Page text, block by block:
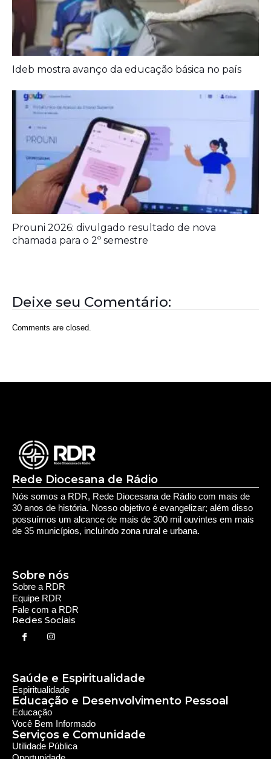
Ideb mostra avanço da educação básica no país
Prouni 2026: divulgado resultado de nova
chamada para o 2º semestre
Deixe seu Comentário:
Comments are closed.
Rede Diocesana de Rádio
Nós somos a RDR, Rede Diocesana de Rádio com mais de
30 anos de história. Nosso objetivo é evangelizar; além disso
possuímos um alcance de mais de 300 mil ouvintes em mais
de 35 municípios, incluindo zona rural e urbana.
Sobre a RDR
Equipe RDR
Fale com a RDR
Redes Sociais
Sobre nós
Saúde e Espiritualidade
Espiritualidade
Educação e Desenvolvimento Pessoal
Educação
Você Bem Informado
Serviços e Comunidade
Utilidade Pública